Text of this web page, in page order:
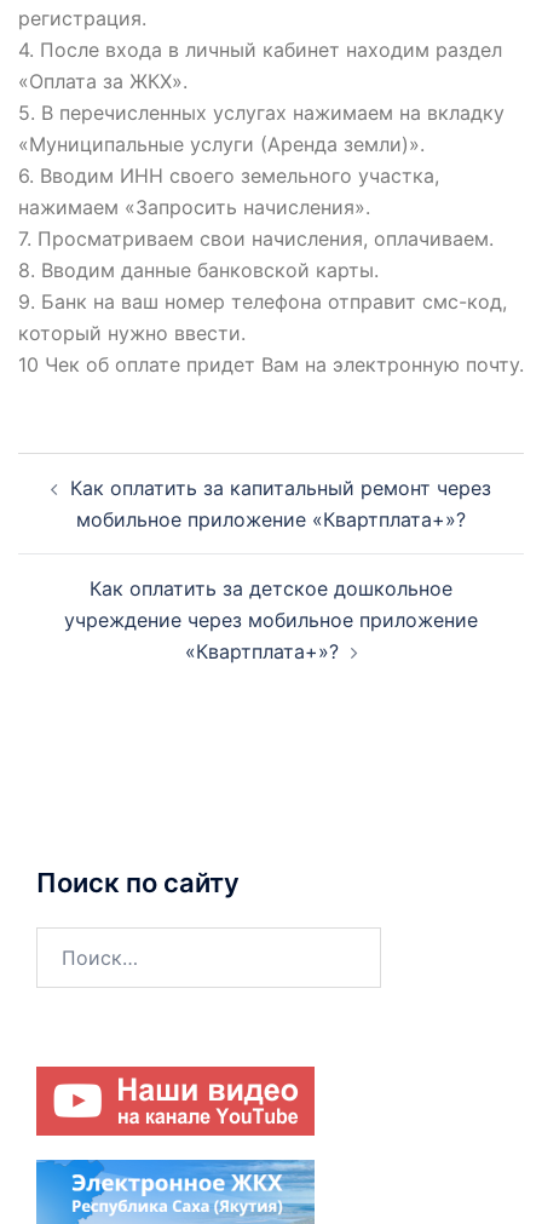
регистрация.
4. После входа в личный кабинет находим раздел
«Оплата за ЖКХ».
5. В перечисленных услугах нажимаем на вкладку
«Муниципальные услуги (Аренда земли)».
6. Вводим ИНН своего земельного участка,
нажимаем «Запросить начисления».
7. Просматриваем свои начисления, оплачиваем.
8. Вводим данные банковской карты.
9. Банк на ваш номер телефона отправит смс-код,
который нужно ввести.
10 Чек об оплате придет Вам на электронную почту.
по
записям
Как оплатить за капитальный ремонт через
мобильное приложение «Квартплата+»?
Как оплатить за детское дошкольное
учреждение через мобильное приложение
«Квартплата+»?
Поиск по сайту